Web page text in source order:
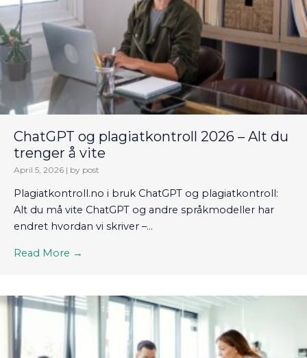
ChatGPT og plagiatkontroll 2026 – Alt du
trenger å vite
April 5, 2026 | by post
Plagiatkontroll.no i bruk ChatGPT og plagiatkontroll:
Alt du må vite ChatGPT og andre språkmodeller har
endret hvordan vi skriver –...
Read More →